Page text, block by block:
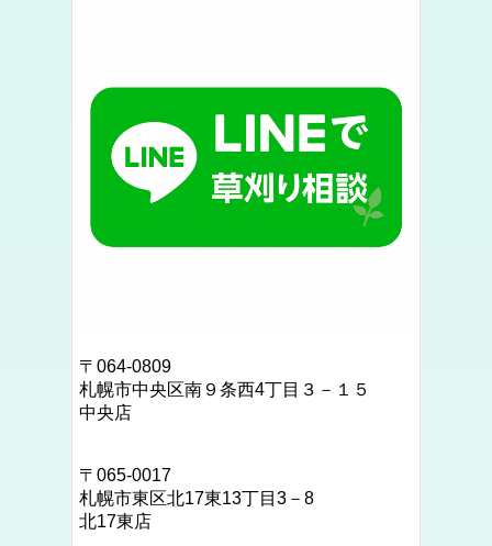
〒064-0809
札幌市中央区南９条西4丁目３－１５
中央店
〒 065‐0017
札幌市東区北17東13丁目3－8
北17東店